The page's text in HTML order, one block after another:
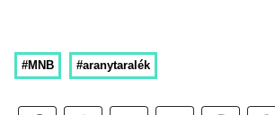
#MNB #aranytaralék